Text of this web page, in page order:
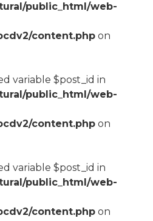
public_html/web-
content.phpon
variable $post_id in
public_html/web-
content.phpon
variable $post_id in
public_html/web-
content.phpon